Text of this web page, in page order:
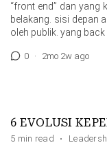
“front end” dan yang
belakang. sisi depan
oleh publik. yang back
0 · 2mo 2w ago
6 EVOLUSI
5 min read ·